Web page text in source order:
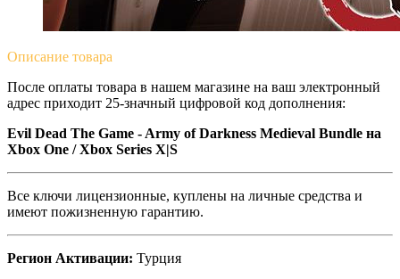
Описание товара
После оплаты товара в нашем магазине на ваш электронный
адрес приходит 25-значный цифровой код дополнения:
Evil Dead The Game - Army of Darkness Medieval Bundle на
Xbox One / Xbox Series X|S
Все ключи лицензионные, куплены на личные средства и
имеют пожизненную гарантию.
Регион Активации: Турция